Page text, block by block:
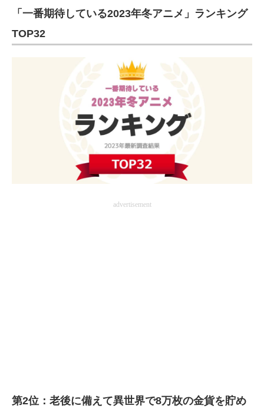
モノづくり技術者専門サイト
エレクトロニクス専門サイト
エネルギーの専門メディア
建設×テクノロジーの最前線
ちょっと気になるネットの話題
「一番期待している2023年冬アニメ」ランキング
TOP32
advertisement
第2位：老後に備えて異世界で8万枚の金貨を貯め